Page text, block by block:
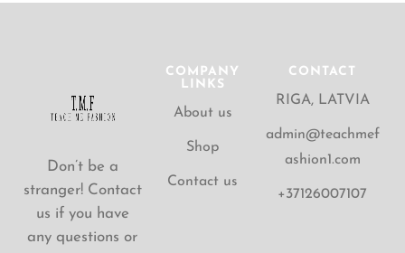
Don’t be a
stranger! Contact
us if you have
any questions or
COMPANY
LINKS
About us
Shop
Contact us
CONTACT
RIGA, LATVIA
admin@teachmef
ashion1.com
+37126007107